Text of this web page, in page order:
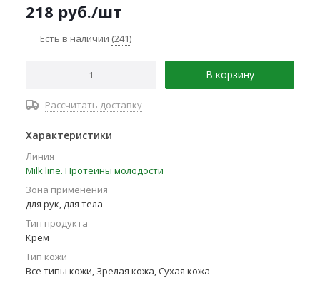
218 руб./шт
Есть в наличии (241)
В корзину
Рассчитать доставку
Характеристики
Линия
Milk line. Протеины молодости
Зона применения
для рук, для тела
Тип продукта
Крем
Тип кожи
Все типы кожи, Зрелая кожа, Сухая кожа